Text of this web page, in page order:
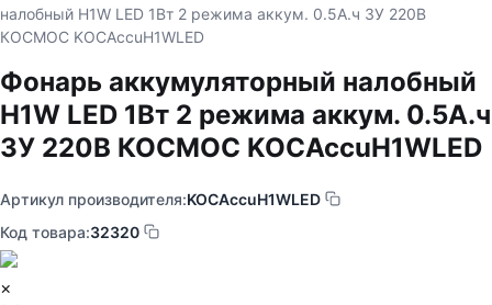
налобный H1W LED 1Вт 2 режима аккум. 0.5А.ч ЗУ 220В
КОСМОС KOCAccuH1WLED
Фонарь аккумуляторный налобный
H1W LED 1Вт 2 режима аккум. 0.5А.ч
ЗУ 220В КОСМОС KOCAccuH1WLED
Артикул производителя:KOCAccuH1WLED
Код товара:32320
×